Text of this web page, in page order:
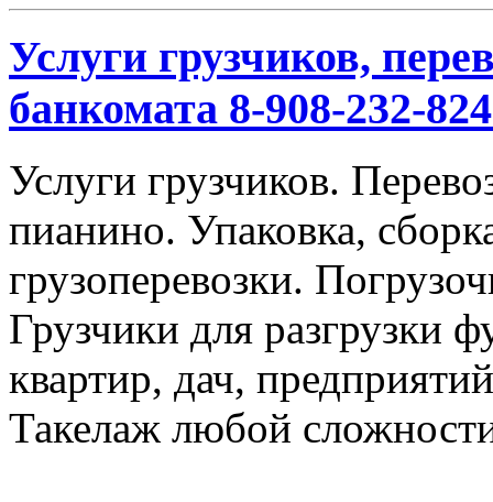
Услуги грузчиков,
банкомата 8-908-232-
Услуги грузчиков.
пианино. Упаковка,
грузоперевозки.
Грузчики для разгрузки
квартир, дач,
Такелаж любой